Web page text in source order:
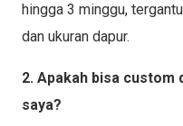
hingga 3 minggu,
dan ukuran dapur.
2. Apakah bisa custom
saya?